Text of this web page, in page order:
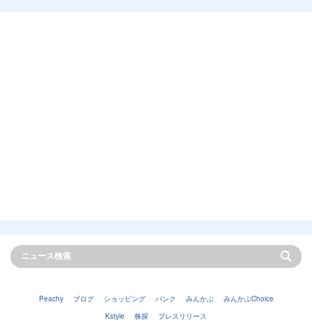
Peachy ブログ ショッピング バンク みんかぶ
みんかぶChoice
Kstyle
株探 プレスリリース